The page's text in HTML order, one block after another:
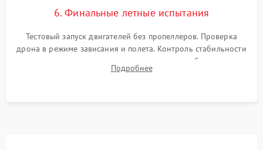
6. Финальные летные испытания
Тестовый запуск двигателей без пропеллеров. Проверка
дрона в режиме зависания и полета. Контроль стабильности
удержания точки, качества передачи видео, работы системы
возврата домой (RTH) и дальности радиосвязи.
Подробнее